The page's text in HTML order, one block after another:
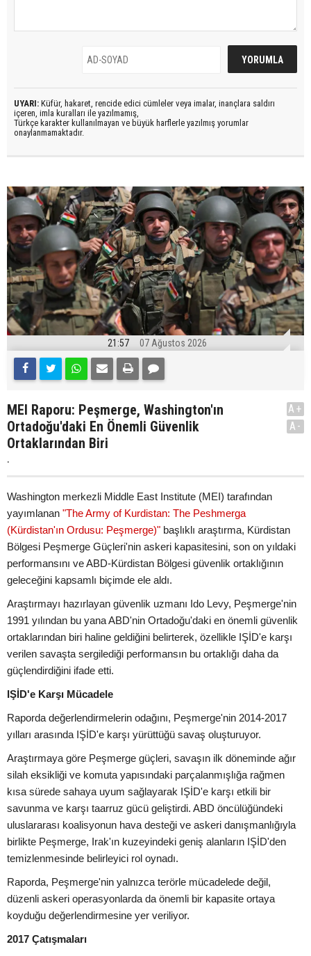
UYARI: Küfür, hakaret, rencide edici cümleler veya imalar, inançlara saldırı
içeren, imla kuralları ile yazılmamış,
Türkçe karakter kullanılmayan ve büyük harflerle yazılmış yorumlar
onaylanmamaktadır.
21:57 07 Ağustos 2026
MEI Raporu: Peşmerge, Washington'ın
Ortadoğu'daki En Önemli Güvenlik
Ortaklarından Biri
.
A+
A-
Washington merkezli Middle East Institute (MEI) tarafından
yayımlanan "The Army of Kurdistan: The Peshmerga
(Kürdistan'ın Ordusu: Peşmerge)" başlıklı araştırma, Kürdistan
Bölgesi Peşmerge Güçleri'nin askeri kapasitesini, son on yıldaki
performansını ve ABD-Kürdistan Bölgesi güvenlik ortaklığının
geleceğini kapsamlı biçimde ele aldı.
Araştırmayı hazırlayan güvenlik uzmanı Ido Levy, Peşmerge'nin
1991 yılından bu yana ABD'nin Ortadoğu'daki en önemli güvenlik
ortaklarından biri haline geldiğini belirterek, özellikle IŞİD'e karşı
verilen savaşta sergilediği performansın bu ortaklığı daha da
güçlendirdiğini ifade etti.
IŞİD'e Karşı Mücadele
Raporda değerlendirmelerin odağını, Peşmerge'nin 2014-2017
yılları arasında IŞİD'e karşı yürüttüğü savaş oluşturuyor.
Araştırmaya göre Peşmerge güçleri, savaşın ilk döneminde ağır
silah eksikliği ve komuta yapısındaki parçalanmışlığa rağmen
kısa sürede sahaya uyum sağlayarak IŞİD'e karşı etkili bir
savunma ve karşı taarruz gücü geliştirdi. ABD öncülüğündeki
uluslararası koalisyonun hava desteği ve askeri danışmanlığıyla
birlikte Peşmerge, Irak'ın kuzeyindeki geniş alanların IŞİD'den
temizlenmesinde belirleyici rol oynadı.
Raporda, Peşmerge'nin yalnızca terörle mücadelede değil,
düzenli askeri operasyonlarda da önemli bir kapasite ortaya
koyduğu değerlendirmesine yer veriliyor.
2017 Çatışmaları